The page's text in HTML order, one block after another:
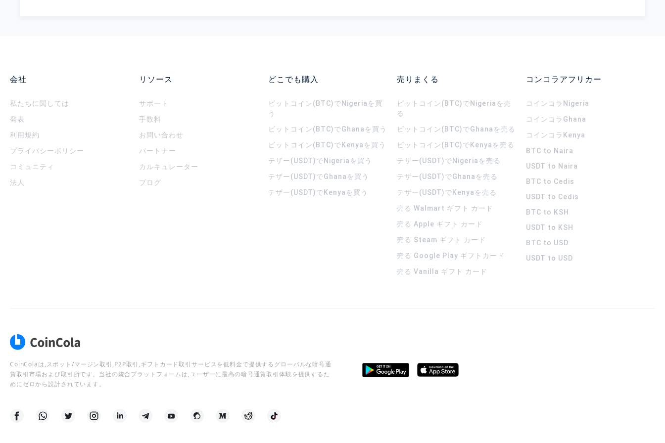
会社
私たちに関しては
発表
利用規約
プライバシーポリシー
コミュニティ
法人
リソース
サポート
手数料
お問い合わせ
パートナー
カルキュレーター
ブログ
どこでも購入
ビットコイン(BTC)でNigeriaを買
う
ビットコイン(BTC)でGhanaを買う
ビットコイン(BTC)でKenyaを買う
テザー(USDT)でNigeriaを買う
テザー(USDT)でGhanaを買う
テザー(USDT)でKenyaを買う
売りまくる
ビットコイン(BTC)でNigeriaを売
る
ビットコイン(BTC)でGhanaを売る
ビットコイン(BTC)でKenyaを売る
テザー(USDT)でNigeriaを売る
テザー(USDT)でGhanaを売る
テザー(USDT)でKenyaを売る
売る Walmart ギフト カード
売る Apple ギフト カード
売る Steam ギフト カード
売る Google Play ギフトカード
売る Vanilla ギフト カード
コンコラアフリカー
コインコラ Nigeria
コインコラ Ghana
コインコラ Kenya
BTC to Naira
USDT to Naira
BTC to Cedis
USDT to Cedis
BTC to KSH
USDT to KSH
BTC to USD
USDT to USD
CoinColaは,スポット/マージン取引,P2P取引,ギフトカード取引サービスを低料金で提供するグローバルな暗号通
貨取引市場および取引所です。当社の統合プラットフォームは,ユーザーに最高の暗号通貨取引体験を提供するた
めにゼロから設計されています。